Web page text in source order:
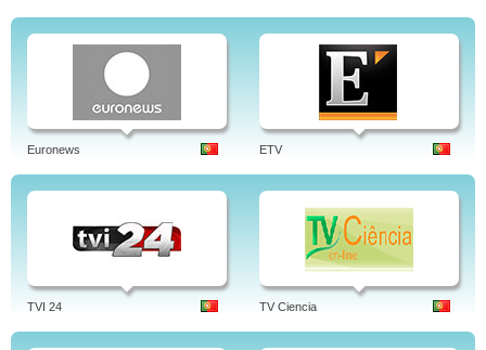
Euronews ETV
TVI 24 TV Ciencia